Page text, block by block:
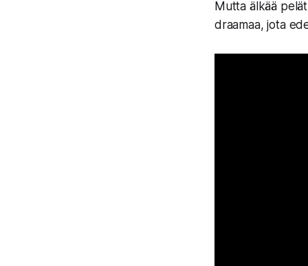
Mutta älkää
draamaa, jota